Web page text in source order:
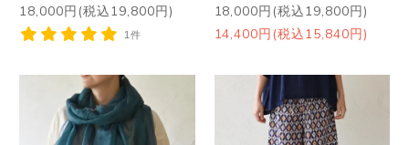
18,000円(税込19,800円)
1件
18,000円(税込19,800円)
14,400円(税込15,840円)